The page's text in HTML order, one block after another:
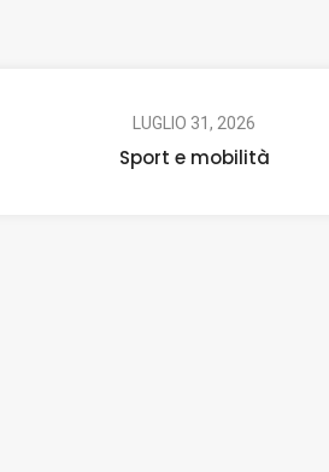
LUGLIO 31, 2026
Sport e mobilità